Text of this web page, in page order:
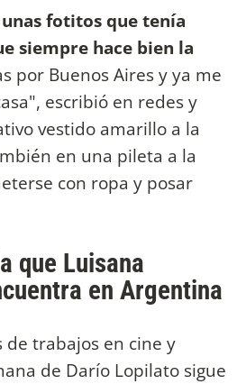
fotitos que tenía
siempre hace bien la
por Buenos Aires y ya me
escribió en redes y
vestido amarillo a la
en una pileta a la
con ropa y posar
que Luisana
en Argentina
de trabajos en cine y
de Darío Lopilato sigue